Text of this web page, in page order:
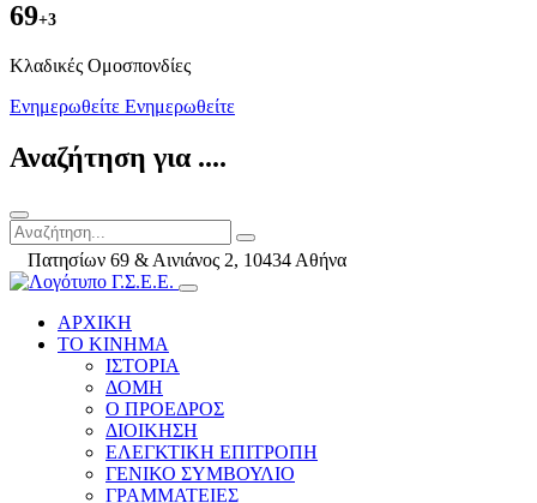
69+3
Kλαδικές Ομοσπονδίες
Ενημερωθείτε Ενημερωθείτε
Αναζήτηση για ....
Πατησίων 69 & Αινιάνος 2, 10434 Αθήνα
ΑΡΧΙΚΗ
ΤΟ ΚΙΝΗΜΑ
ΙΣΤΟΡΙΑ
ΔΟΜΗ
Ο ΠΡΟΕΔΡΟΣ
ΔΙΟΙΚΗΣΗ
ΕΛΕΓΚΤΙΚΗ ΕΠΙΤΡΟΠΗ
ΓΕΝΙΚΟ ΣΥΜΒΟΥΛΙΟ
ΓΡΑΜΜΑΤΕΙΕΣ